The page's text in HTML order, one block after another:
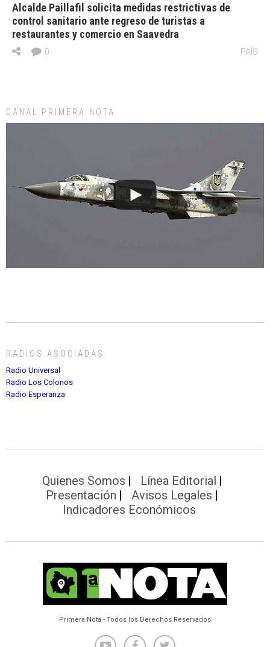
Alcalde Paillafil solicita medidas restrictivas de
control sanitario ante regreso de turistas a
restaurantes y comercio en Saavedra
PAÍS
0
CANAL PRIMERA NOTA
RADIOS ASOCIADAS
Radio Universal
Radio Los Colonos
Radio Esperanza
Quienes Somos
Línea Editorial
Presentación
Avisos Legales
Indicadores Económicos
Primera Nota - Todos los Derechos Reservados